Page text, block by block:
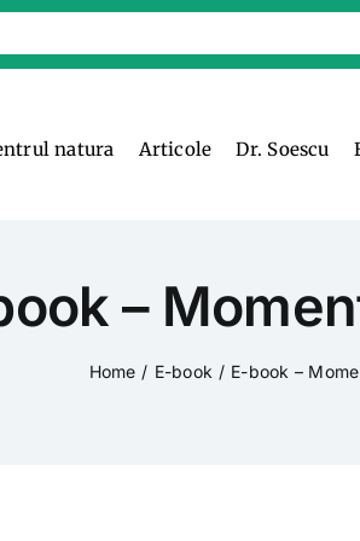
natura Articole Dr. Soescu
–
Home E-book E-book –